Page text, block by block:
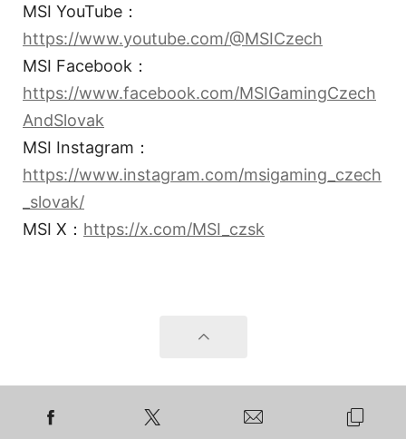
MSI YouTube：
https://www.youtube.com/@MSICzech
MSI Facebook：
https://www.facebook.com/MSIGamingCzech
AndSlovak
MSI Instagram：
https://www.instagram.com/msigaming_czech
_slovak/
MSI X： https://x.com/MSI_czsk